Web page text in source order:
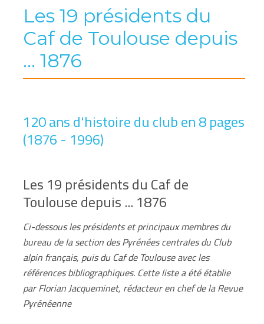
Les 19 présidents du
Caf de Toulouse depuis
... 1876
120 ans d'histoire du club en 8 pages
(1876 - 1996)
Les 19 présidents du Caf de
Toulouse depuis ... 1876
Ci-dessous les présidents et principaux membres du
bureau de la section des Pyrénées centrales du Club
alpin français, puis du Caf de Toulouse avec les
références bibliographiques. Cette liste a été établie
par Florian Jacqueminet, rédacteur en chef de la Revue
Pyrénéenne